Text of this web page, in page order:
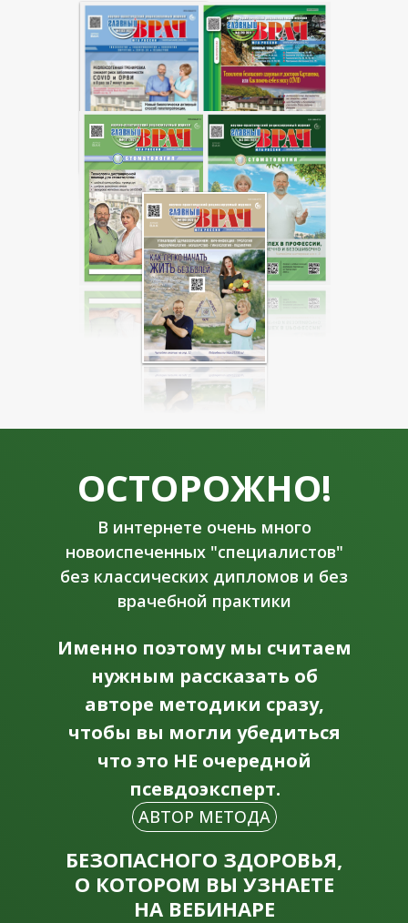
ОСТОРОЖНО!
В интернете очень много
новоиспеченных "специалистов"
без классических дипломов и без
врачебной практики
БЕЗОПАСНОГО ЗДОРОВЬЯ,
О КОТОРОМ ВЫ УЗНАЕТЕ
НА ВЕБИНАРЕ
АВТОР МЕТОДА
Именно поэтому мы считаем
нужным рассказать об
авторе методики сразу,
чтобы вы могли убедиться
что это НЕ очередной
псевдоэксперт.